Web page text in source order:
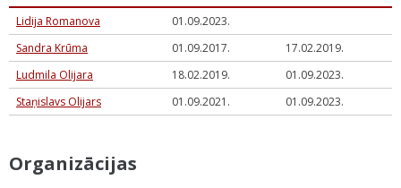
Lidija Romanova
01.09.2023.
Sandra Krūma
01.09.2017.
17.02.2019.
Ludmila Olijara
18.02.2019.
01.09.2023.
Staņislavs Olijars
01.09.2021. 01.09.2023.
Organizācijas